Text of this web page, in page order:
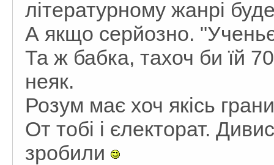
літературному жанрі
А якщо серйозно.
Та ж бабка, тахоч би їй
неяк.
Розум має хоч якісь
От тобі і єлекторат.
зробили